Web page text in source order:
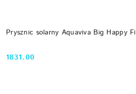
Prysznic solarny Aquaviva Big Happy
Cena:
1831.00